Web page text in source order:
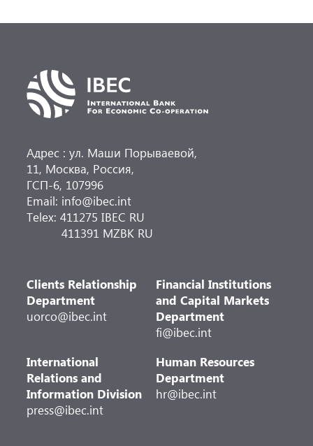
Адрес : ул. Маши Порываевой,
11, Москва, Россия,
ГСП-6, 107996
Email: info@ibec.int
Telex: 411275 IBEC RU
411391 MZBK RU
Clients Relationship
Department
uorco@ibec.int
Financial Institutions
and Capital Markets
Department
fi@ibec.int
International
Relations and
Information Division
press@ibec.int
Human Resources
Department
hr@ibec.int